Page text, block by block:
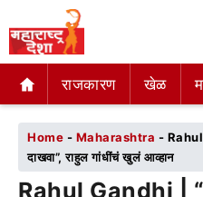
राजकारण खेळ
राजकारण खेळ
Home - Maharashtra - Rahul
दाखवा”, राहुल गांधींचं खुलं आव्हान
Rahul Gandhi |